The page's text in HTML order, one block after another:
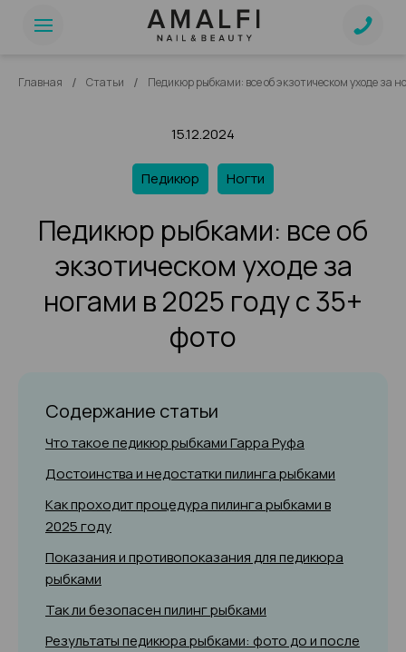
Главная / Статьи / Педикюр рыбками: все об экзотическом уходе за
15.12.2024
Педикюр Ногти
Педикюр рыбками: все об
экзотическом уходе за
ногами в 2025 году с 35+
фото
Содержание статьи
Что такое педикюр рыбками Гарра Руфа
Достоинства и недостатки пилинга рыбками
Как проходит процедура пилинга рыбками в
2025 году
Показания и противопоказания для педикюра
рыбками
Так ли безопасен пилинг рыбками
Результаты педикюра рыбками: фото до и после